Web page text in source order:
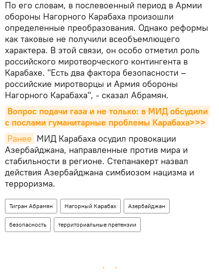
По его словам, в послевоенный период в Армии
обороны Нагорного Карабаха произошли
определенные преобразования. Однако реформы
как таковые не получили всеобъемлющего
характера. В этой связи, он особо отметил роль
российского миротворческого контингента в
Карабахе. "Есть два фактора безопасности –
российские миротворцы и Армия обороны
Нагорного Карабаха", - сказал Абрамян.
Вопрос подачи газа и не только: в МИД обсудили
с послами гуманитарные проблемы Карабаха>>>
Ранее МИД Карабаха осудил провокации
Азербайджана, направленные против мира и
стабильности в регионе. Степанакерт назвал
действия Азербайджана симбиозом нацизма и
терроризма.
Тигран Абрамян Нагорный Карабах Азербайджан
безопасность территориальные претензии